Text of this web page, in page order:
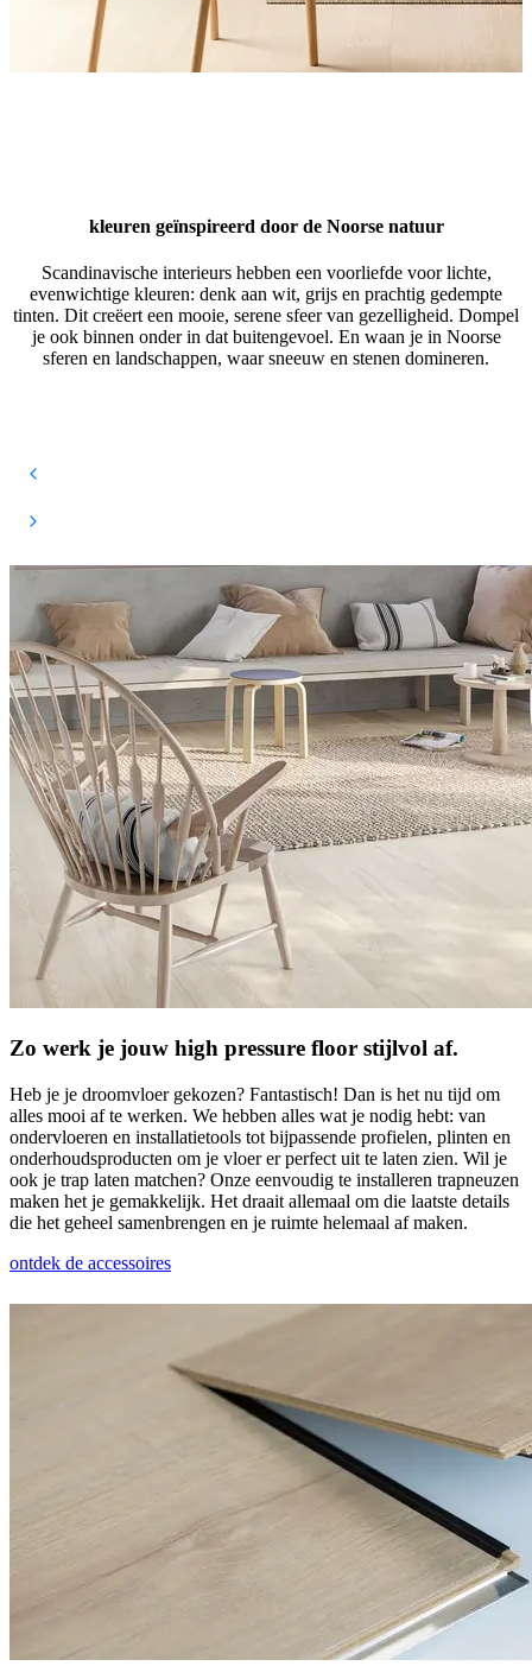
kleuren geïnspireerd door de Noorse natuur
Scandinavische interieurs hebben een voorliefde voor lichte,
evenwichtige kleuren: denk aan wit, grijs en prachtig gedempte
tinten. Dit creëert een mooie, serene sfeer van gezelligheid. Dompel
je ook binnen onder in dat buitengevoel. En waan je in Noorse
sferen en landschappen, waar sneeuw en stenen domineren.
Zo werk je jouw high pressure floor stijlvol af.
Heb je je droomvloer gekozen? Fantastisch! Dan is het nu tijd om
alles mooi af te werken. We hebben alles wat je nodig hebt: van
ondervloeren en installatietools tot bijpassende profielen, plinten en
onderhoudsproducten om je vloer er perfect uit te laten zien. Wil je
ook je trap laten matchen? Onze eenvoudig te installeren trapneuzen
maken het je gemakkelijk. Het draait allemaal om die laatste details
die het geheel samenbrengen en je ruimte helemaal af maken.
ontdek de accessoires